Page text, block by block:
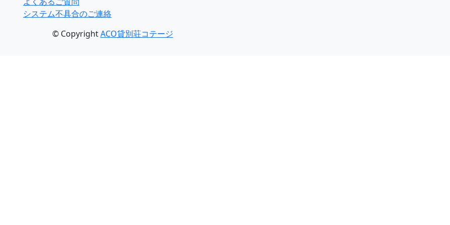
システム不具合のご連絡
© CopyrightACO貸別荘コテージ